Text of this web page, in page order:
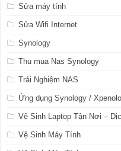
Sửa máy tính
Sửa Wifi Internet
Synology
Thu mua Nas Synology
Trải Nghiệm NAS
Ứng dụng Synology /
Vệ Sinh Laptop Tận Nơi –
Vệ Sinh Máy Tính